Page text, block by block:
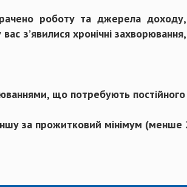
роботу та джерела
з’явилися хронічні
що потребують постійного
за прожитковий мінімум (менше